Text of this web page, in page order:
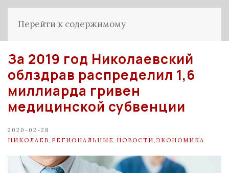
Перейти к содержимому
За 2019 год Николаевский
облздрав распределил 1,6
миллиарда гривен
медицинской субвенции
2020-02-28
НИКОЛАЕВ РЕГИОНАЛЬНЫЕ НОВОСТИ ЭКОНОМИКА